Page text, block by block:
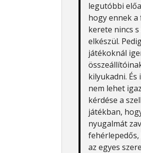
legutóbbi
hogy ennek
kerete nincs
elkészül.
játékoknál
kilyukadni.
nem lehet
kérdése a
játékban,
nyugalmát
fehérlepedős,
az egyes